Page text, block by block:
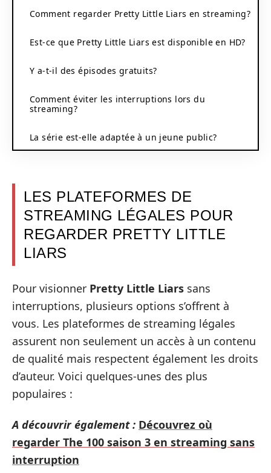
Comment regarder Pretty Little Liars en streaming?
Est-ce que Pretty Little Liars est disponible en HD?
Y a-t-il des épisodes gratuits?
Comment éviter les interruptions lors du
streaming?
La série est-elle adaptée à un jeune public?
LES PLATEFORMES DE
STREAMING LÉGALES POUR
REGARDER PRETTY LITTLE
LIARS
Pour visionner Pretty Little Liars sans
interruptions, plusieurs options s’offrent à
vous. Les plateformes de streaming légales
assurent non seulement un accès à un contenu
de qualité mais respectent également les droits
d’auteur. Voici quelques-unes des plus
populaires :
A découvrir également : Découvrez où
regarder The 100 saison 3 en streaming sans
interruption